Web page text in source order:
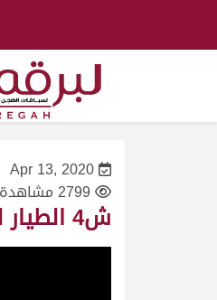
Apr 13, 2020
2799 مشاهدة
ش4 الطيار لـ عبدالله بن مشهور الشريف (مهرجان سمو الأمير المفدى 4/4/2004) ثنايا قعدان عام 14:17:14